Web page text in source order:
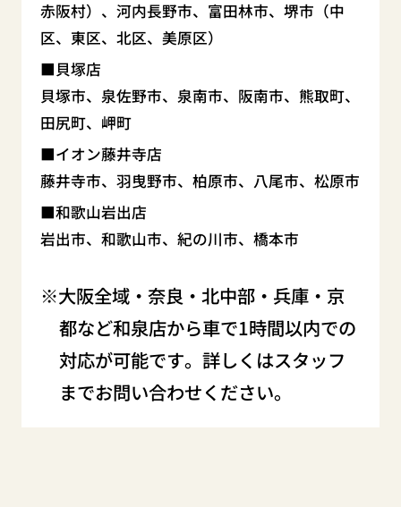
赤阪村）、河内長野市、富田林市、堺市（中
区、東区、北区、美原区）
貝塚店
貝塚市、泉佐野市、泉南市、阪南市、熊取町、
田尻町、岬町
イオン藤井寺店
藤井寺市、羽曳野市、柏原市、八尾市、松原市
和歌山岩出店
岩出市、和歌山市、紀の川市、橋本市
大阪全域・奈良・北中部・兵庫・京
都など和泉店から車で1時間以内での
対応が可能です。詳しくはスタッフ
までお問い合わせください。